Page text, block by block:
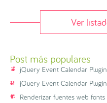
Ver
Post más populares
jQuery Event Calendar
jQuery Event Calendar Plugin
Renderizar fuentes web